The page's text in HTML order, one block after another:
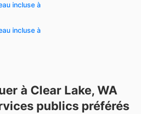
incluse à
incluse à
à Clear Lake, WA
publics préférés